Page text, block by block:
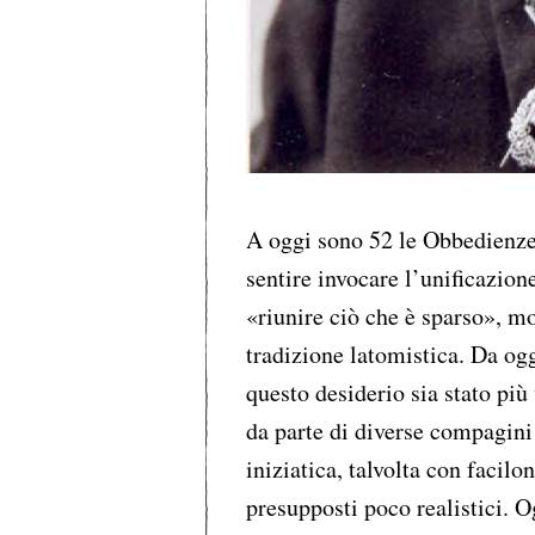
A oggi sono 52 le
sentire invocare
«riunire ciò che è sparso»,
tradizione latomistica. Da
questo desiderio sia stato
da parte di diverse
iniziatica, talvolta con
presupposti poco realistici.